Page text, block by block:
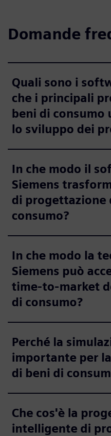
Domande
Quali sono i
che i principali
beni di consumo
lo sviluppo dei
In che modo il
Siemens
di progettazione
consumo?
In che modo la
Siemens può
time-to-market
di consumo?
Perché la
importante per
di beni di
Che cos'è la
intelligente di